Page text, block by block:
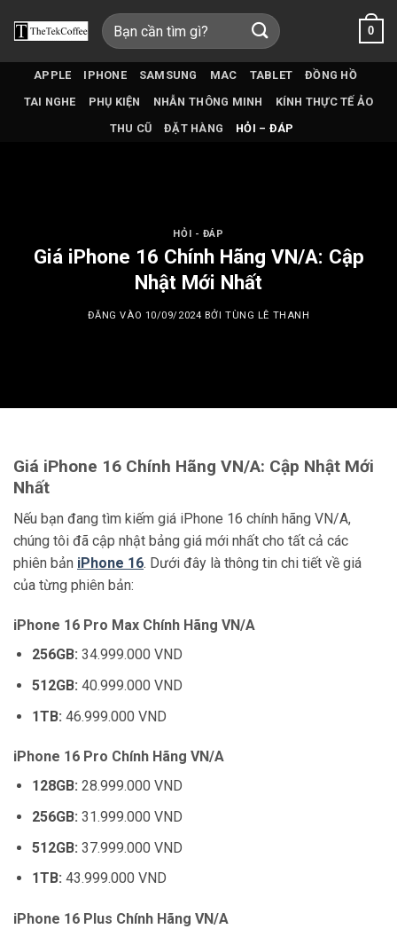
qua
Tìm
kiếm:
0
APPLE IPHONE SAMSUNG MAC TABLET
ĐỒNG HỒ
TAI NGHE
PHỤ KIỆN NHẪN THÔNG MINH
KÍNH THỰC TẾ ẢO
THU CŨ
ĐẶT HÀNG HỎI – ĐÁP
HỎI - ĐÁP
Giá iPhone 16 Chính Hãng VN/A: Cập
Nhật Mới Nhất
ĐĂNG VÀO 10/09/2024 BỞITÙNG LÊ THANH
Giá iPhone 16 Chính Hãng VN/A: Cập Nhật Mới
Nhất
Nếu bạn đang tìm kiếm giá iPhone 16 chính hãng VN/A,
chúng tôi đã cập nhật bảng giá mới nhất cho tất cả các
phiên bản iPhone 16. Dưới đây là thông tin chi tiết về giá
của từng phiên bản:
iPhone 16 Pro Max Chính Hãng VN/A
256GB: 34.999.000 VND
512GB: 40.999.000 VND
1TB: 46.999.000 VND
iPhone 16 Pro Chính Hãng VN/A
128GB: 28.999.000 VND
256GB: 31.999.000 VND
512GB: 37.999.000 VND
1TB: 43.999.000 VND
iPhone 16 Plus Chính Hãng VN/A